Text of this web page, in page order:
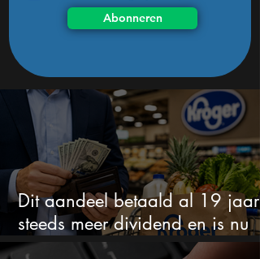
Abonneren
Dit aandeel betaald al 19 jaar
steeds meer dividend en is nu
goedkoop